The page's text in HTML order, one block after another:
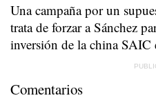
Una campaña por un
trata de forzar a Sánchez
inversión de la china SAIC
Comentarios